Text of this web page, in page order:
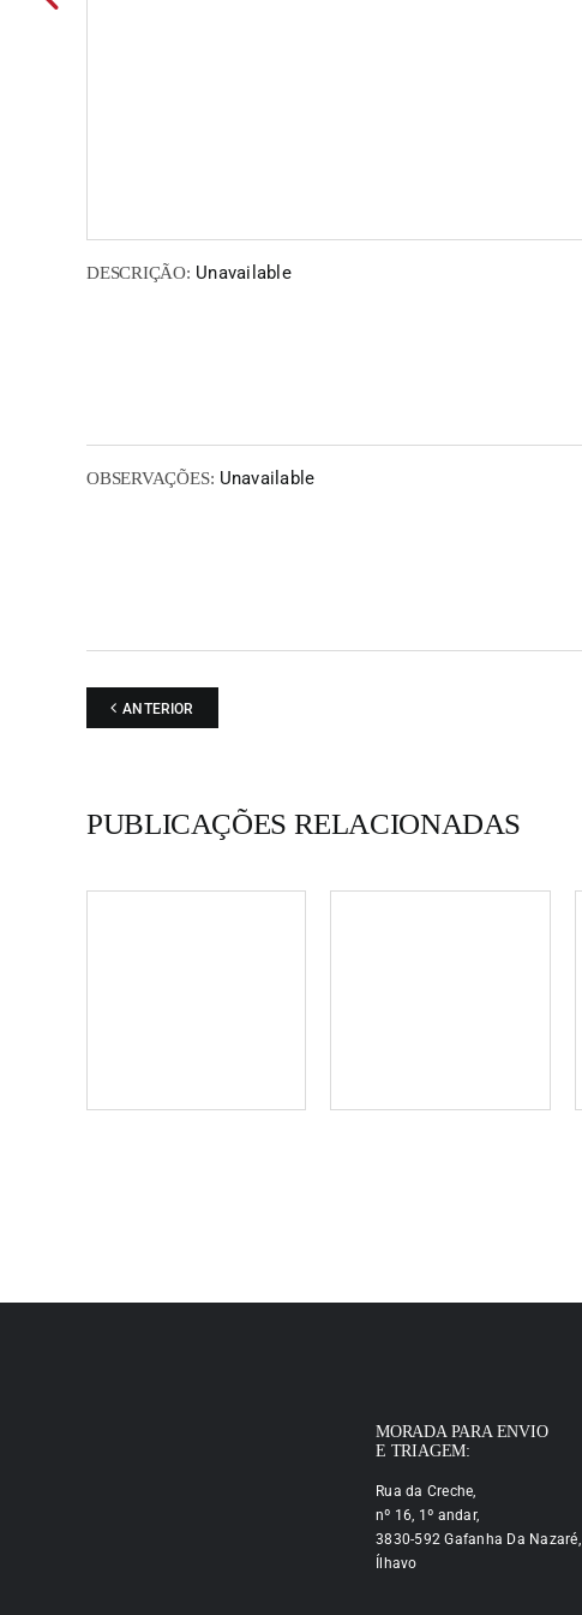
DESCRIÇÃO: Unavailable
OBSERVAÇÕES: Unavailable
ANTERIOR
PUBLICAÇÕES RELACIONADAS
MORADA PARA ENVIO
E TRIAGEM:
Rua da Creche,
nº 16, 1º andar,
3830-592 Gafanha Da Nazaré,
Ílhavo